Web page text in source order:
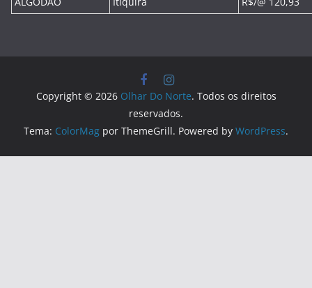
Copyright © 2026 Olhar Do Norte. Todos os direitos
reservados.
Tema: ColorMag por ThemeGrill. Powered by WordPress.